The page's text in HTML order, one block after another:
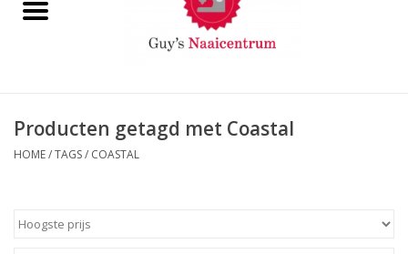
Machines
Paspoppen
Producten getagd met Coastal
HOME/TAGS/ COASTAL